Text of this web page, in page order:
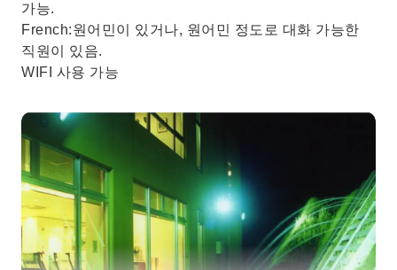
가능.
French:원어민이 있거나, 원어민 정도로 대화 가능한
직원이 있음.
WIFI 사용 가능